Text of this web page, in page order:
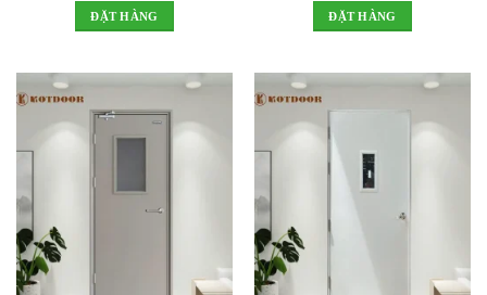
ĐẶT HÀNG ĐẶT HÀNG